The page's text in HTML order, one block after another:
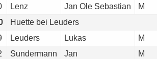
Lenz Jan Ole Sebastian M
Huette bei Leuders
Leuders Lukas M
Sundermann Jan M